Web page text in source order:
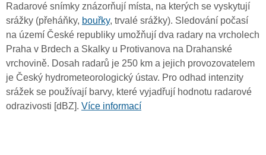
Radarové snímky znázorňují místa, na kterých se vyskytují
srážky (přeháňky, bouřky, trvalé srážky). Sledování počasí
na území České republiky umožňují dva radary na vrcholech
Praha v Brdech a Skalky u Protivanova na Drahanské
vrchovině. Dosah radarů je 250 km a jejich provozovatelem
je Český hydrometeorologický ústav. Pro odhad intenzity
srážek se používají barvy, které vyjadřují hodnotu radarové
odrazivosti [dBZ]. Více informací